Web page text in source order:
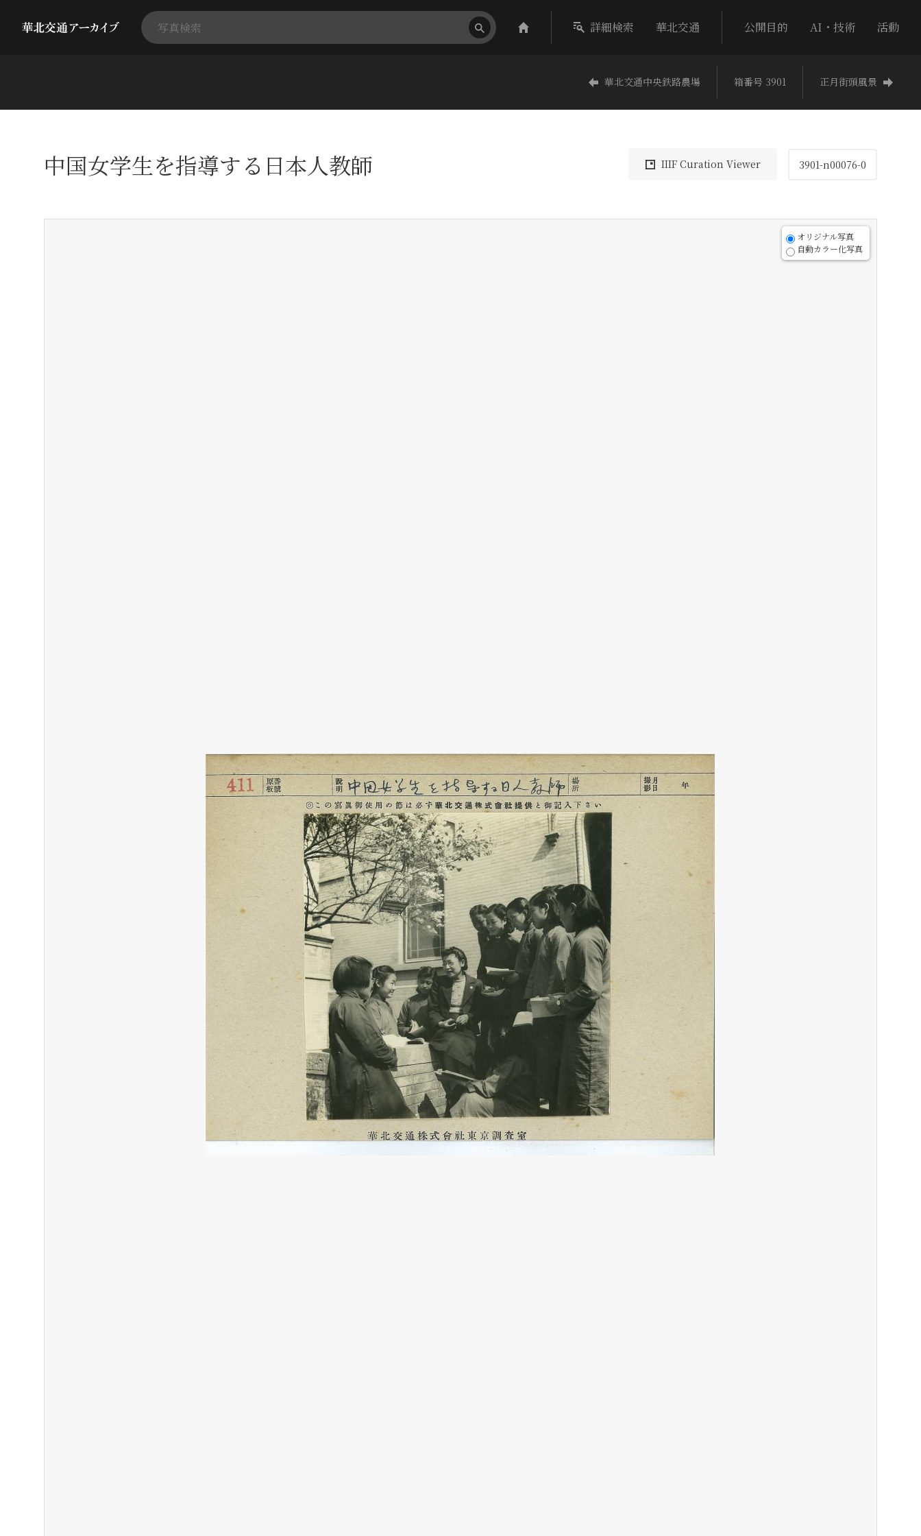
詳細検索 華北交通 公開目的 AI・技術 活動
華北交通中央鉄路農場 箱番号 3901 正月街頭風景
中国女学生を指導する日本人教師 IIIF Curation Viewer 3901-n00076-0
オリジナル写真
自動カラー化写真